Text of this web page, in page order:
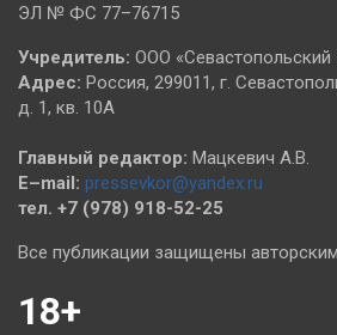
ЭЛ № ФС 77–76715
Учредитель: ООО «Севастопольский
Адрес: Россия, 299011, г.
д. 1, кв. 10А
Главный редактор: Мацкевич А.В.
E–mail: pressevkor@yandex.ru
тел. +7 (978) 918-52-25
Все публикации защищены
18+